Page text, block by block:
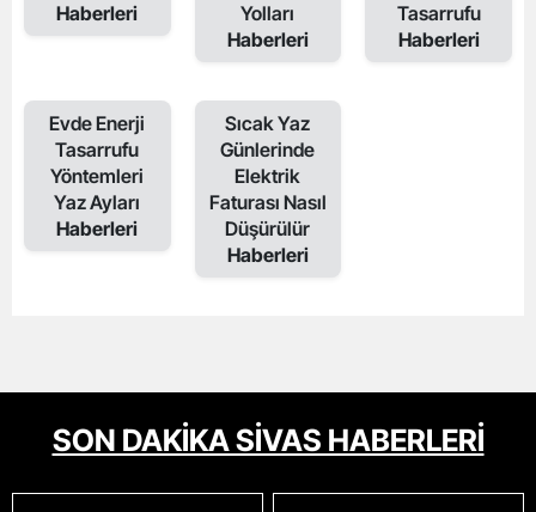
Haberleri
Yolları
Haberleri
Tasarrufu
Haberleri
Evde Enerji
Tasarrufu
Yöntemleri
Yaz Ayları
Haberleri
Sıcak Yaz
Günlerinde
Elektrik
Faturası Nasıl
Düşürülür
Haberleri
SON DAKİKA SİVAS HABERLERİ